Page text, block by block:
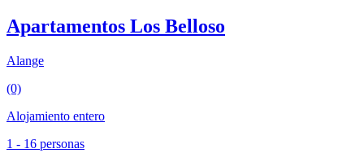
Apartamentos Los Belloso
Alange
(0)
Alojamiento entero
1 - 16 personas